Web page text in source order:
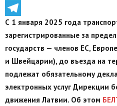
Facebook
Telegram
С 1 января 2025 года
зарегистрированные за
государств — членов ЕС,
и Швейцарии), до въезда на
подлежат обязательному
электронных услуг Дирекции
движения Латвии. Об этом